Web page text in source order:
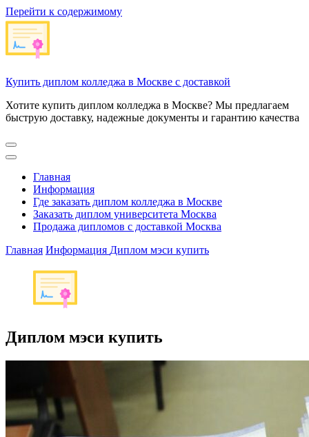
Перейти к содержимому
Купить диплом колледжа в Москве с доставкой
Хотите купить диплом колледжа в Москве? Мы предлагаем
быструю доставку, надежные документы и гарантию качества
Главная
Информация
Где заказать диплом колледжа в Москве
Заказать диплом университета Москва
Продажа дипломов с доставкой Москва
Главная Информация Диплом мэси купить
Диплом мэси купить